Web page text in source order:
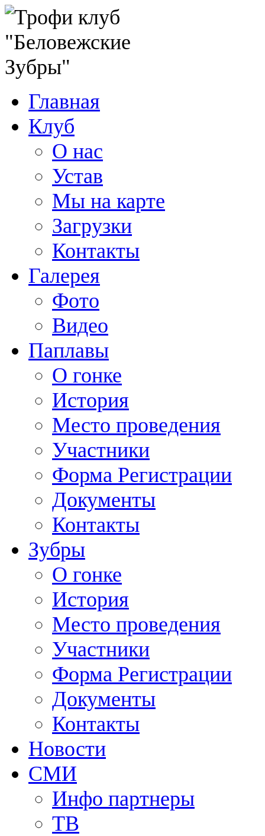
Главная
Клуб
О нас
Устав
Мы на карте
Загрузки
Контакты
Галерея
Фото
Видео
Паплавы
О гонке
История
Место проведения
Участники
Форма Регистрации
Документы
Контакты
Зубры
О гонке
История
Место проведения
Участники
Форма Регистрации
Документы
Контакты
Новости
СМИ
Инфо партнеры
ТВ